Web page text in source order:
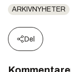
ARKIVNYHETER
Del